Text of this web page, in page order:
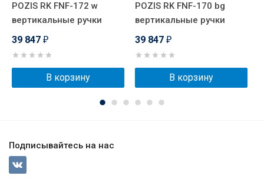
POZIS RK FNF-172 w
вертикальные ручки
39 847 ₽
В корзину
POZIS RK FNF-170 bg
вертикальные ручки
39 847 ₽
В корзину
Подписывайтесь на нас